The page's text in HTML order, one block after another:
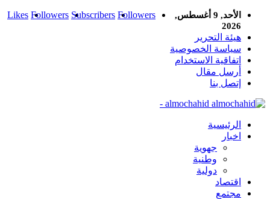
Likes Followers Subscribers Followers
الأحد, 9 أغسطس,
2026
هيئة التحرير
سياسة الخصوصية
اتفاقية الاستخدام
أرسل مقال
إتصل بنا
almochahid -
الرئيسية
اخبار
جهوية
وطنية
دولية
اقتصاد
مجتمع